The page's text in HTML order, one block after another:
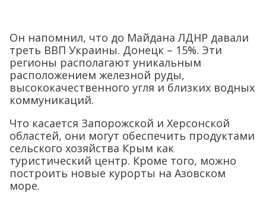
Он напомнил, что до Майдана ЛДНР давали
треть ВВП Украины. Донецк – 15%. Эти
регионы располагают уникальным
расположением железной руды,
высококачественного угля и близких водных
коммуникаций.
Что касается Запорожской и Херсонской
областей, они могут обеспечить продуктами
сельского хозяйства Крым как
туристический центр. Кроме того, можно
построить новые курорты на Азовском
море.